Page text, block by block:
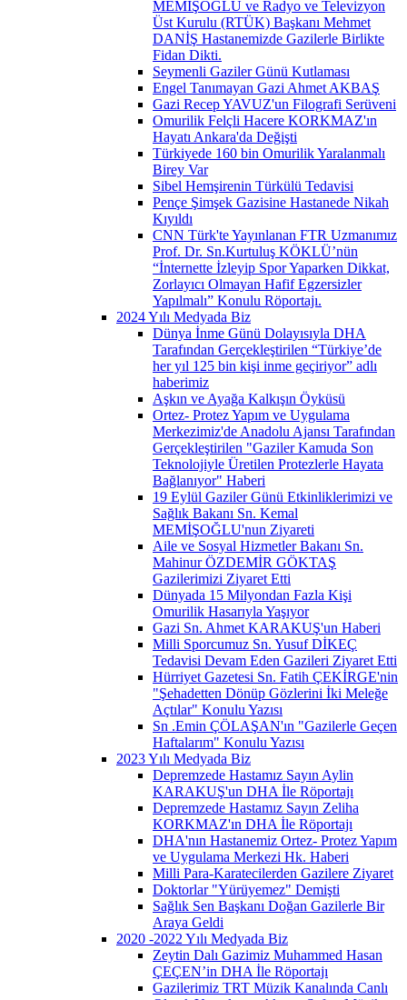
MEMİŞOĞLU ve Radyo ve Televizyon
Üst Kurulu (RTÜK) Başkanı Mehmet
DANİŞ Hastanemizde Gazilerle Birlikte
Fidan Dikti.
Seymenli Gaziler Günü Kutlaması
Engel Tanımayan Gazi Ahmet AKBAŞ
Gazi Recep YAVUZ'un Filografi Serüveni
Omurilik Felçli Hacere KORKMAZ'ın
Hayatı Ankara'da Değişti
Türkiyede 160 bin Omurilik Yaralanmalı
Birey Var
Sibel Hemşirenin Türkülü Tedavisi
Pençe Şimşek Gazisine Hastanede Nikah
Kıyıldı
CNN Türk'te Yayınlanan FTR Uzmanımız
Prof. Dr. Sn.Kurtuluş KÖKLÜ’nün
“İnternette İzleyip Spor Yaparken Dikkat,
Zorlayıcı Olmayan Hafif Egzersizler
Yapılmalı” Konulu Röportajı.
2024 Yılı Medyada Biz
Dünya İnme Günü Dolayısıyla DHA
Tarafından Gerçekleştirilen “Türkiye’de
her yıl 125 bin kişi inme geçiriyor” adlı
haberimiz
Aşkın ve Ayağa Kalkışın Öyküsü
Ortez- Protez Yapım ve Uygulama
Merkezimiz'de Anadolu Ajansı Tarafından
Gerçekleştirilen "Gaziler Kamuda Son
Teknolojiyle Üretilen Protezlerle Hayata
Bağlanıyor" Haberi
19 Eylül Gaziler Günü Etkinliklerimizi ve
Sağlık Bakanı Sn. Kemal
MEMİŞOĞLU'nun Ziyareti
Aile ve Sosyal Hizmetler Bakanı Sn.
Mahinur ÖZDEMİR GÖKTAŞ
Gazilerimizi Ziyaret Etti
Dünyada 15 Milyondan Fazla Kişi
Omurilik Hasarıyla Yaşıyor
Gazi Sn. Ahmet KARAKUŞ'un Haberi
Milli Sporcumuz Sn. Yusuf DİKEÇ
Tedavisi Devam Eden Gazileri Ziyaret Etti
Hürriyet Gazetesi Sn. Fatih ÇEKİRGE'nin
"Şehadetten Dönüp Gözlerini İki Meleğe
Açtılar" Konulu Yazısı
Sn .Emin ÇÖLAŞAN'ın "Gazilerle Geçen
Haftalarım" Konulu Yazısı
2023 Yılı Medyada Biz
Depremzede Hastamız Sayın Aylin
KARAKUŞ'un DHA İle Röportajı
Depremzede Hastamız Sayın Zeliha
KORKMAZ'ın DHA İle Röportajı
DHA'nın Hastanemiz Ortez- Protez Yapım
ve Uygulama Merkezi Hk. Haberi
Milli Para-Karatecilerden Gazilere Ziyaret
Doktorlar "Yürüyemez" Demişti
Sağlık Sen Başkanı Doğan Gazilerle Bir
Araya Geldi
2020 -2022 Yılı Medyada Biz
Zeytin Dalı Gazimiz Muhammed Hasan
ÇEÇEN’in DHA İle Röportajı
Gazilerimiz TRT Müzik Kanalında Canlı